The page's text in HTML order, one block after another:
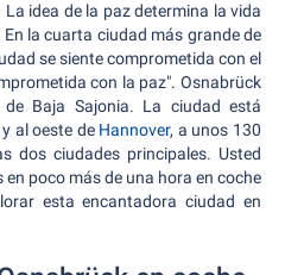
idea de la paz determina la vida
la cuarta ciudad más grande de
se siente comprometida con el
con la paz". Osnabrück
Baja Sajonia. La ciudad está
y al oeste de Hannover, a unos 130
dos ciudades principales. Usted
poco más de una hora en coche
esta encantadora ciudad en